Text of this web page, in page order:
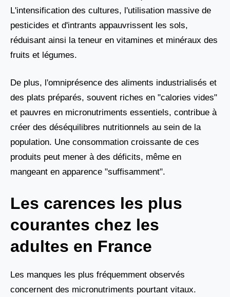
L'intensification des cultures, l'utilisation massive de
pesticides et d'intrants appauvrissent les sols,
réduisant ainsi la teneur en vitamines et minéraux des
fruits et légumes.
De plus, l'omniprésence des aliments industrialisés et
des plats préparés, souvent riches en "calories vides"
et pauvres en micronutriments essentiels, contribue à
créer des déséquilibres nutritionnels au sein de la
population. Une consommation croissante de ces
produits peut mener à des déficits, même en
mangeant en apparence "suffisamment".
Les carences les plus
courantes chez les
adultes en France
Les manques les plus fréquemment observés
concernent des micronutriments pourtant vitaux.